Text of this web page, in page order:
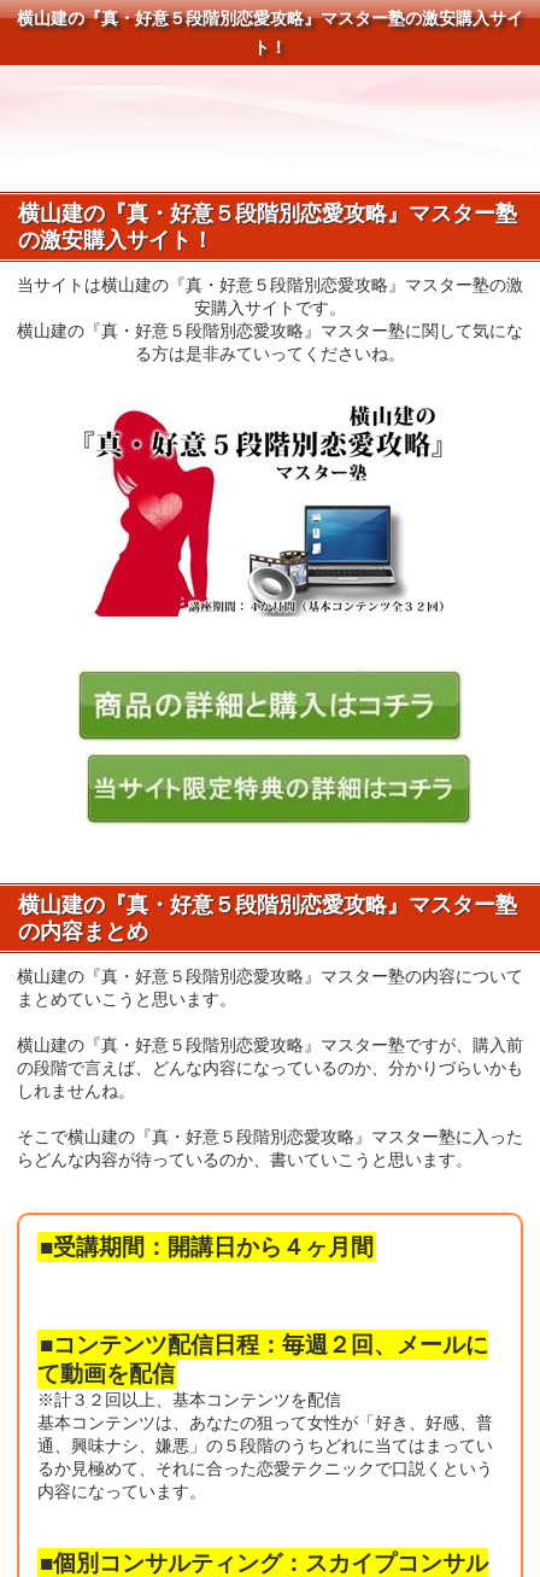
横山建の『真・好意５段階別恋愛攻略』マスター塾の激安購入サイ
ト！
横山建の『真・好意５段階別恋愛攻略』マスター塾
の激安購入サイト！
当サイトは横山建の『真・好意５段階別恋愛攻略』マスター塾の激
安購入サイトです。
横山建の『真・好意５段階別恋愛攻略』マスター塾に関して気にな
る方は是非みていってくださいね。
横山建の『真・好意５段階別恋愛攻略』マスター塾
の内容まとめ
横山建の『真・好意５段階別恋愛攻略』マスター塾の内容について
まとめていこうと思います。
横山建の『真・好意５段階別恋愛攻略』マスター塾ですが、購入前
の段階で言えば、どんな内容になっているのか、分かりづらいかも
しれませんね。
そこで横山建の『真・好意５段階別恋愛攻略』マスター塾に入った
らどんな内容が待っているのか、書いていこうと思います。
■受講期間：開講日から４ヶ月間
■コンテンツ配信日程：毎週２回、メールに
て動画を配信
※計３２回以上、基本コンテンツを配信
基本コンテンツは、あなたの狙って女性が「好き、好感、普
通、興味ナシ、嫌悪」の５段階のうちどれに当てはまってい
るか見極めて、それに合った恋愛テクニックで口説くという
内容になっています。
■個別コンサルティング：スカイプコンサル